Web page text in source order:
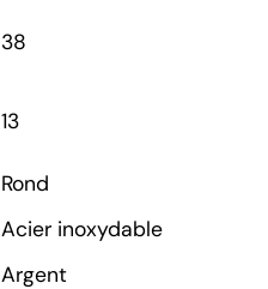
38
13
Rond
Acier inoxydable
Argent